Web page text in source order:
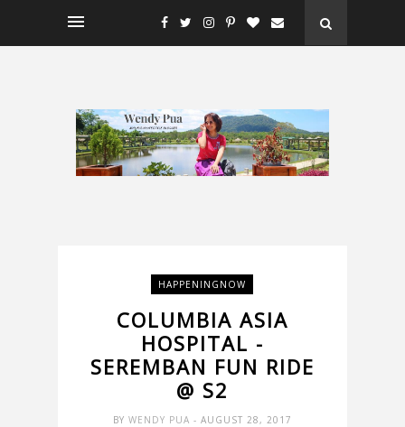
HAPPENINGNOW
COLUMBIA ASIA
HOSPITAL -
SEREMBAN FUN RIDE
@ S2
BY WENDY PUA - AUGUST 28, 2017